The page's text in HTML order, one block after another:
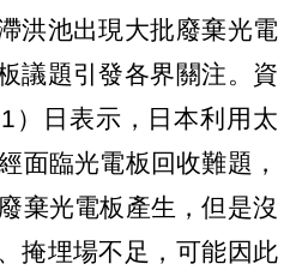
洪池出現大批廢棄光電
議題引發各界關注。資
）日表示，日本利用太
面臨光電板回收難題，
棄光電板產生，但是沒
掩埋場不足，可能因此